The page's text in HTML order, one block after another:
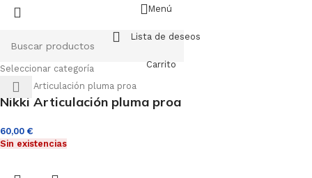
Seleccionar categoría
Menú
Lista de deseos
Carrito
Nikki Articulación pluma proa
60,00 €
Sin existencias